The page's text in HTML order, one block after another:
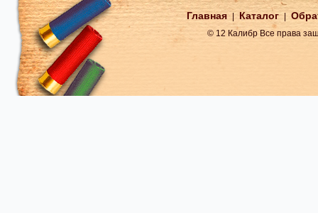
Главная Каталог
© 12 Калибр Все права